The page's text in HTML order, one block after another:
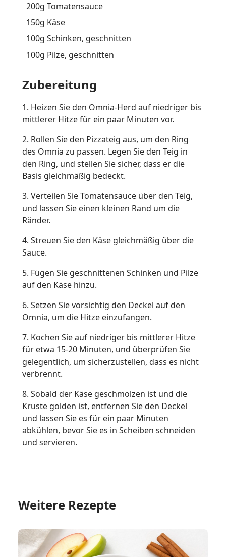
200g Tomatensauce
150g Käse
100g Schinken, geschnitten
100g Pilze, geschnitten
Zubereitung
1. Heizen Sie den Omnia-Herd auf niedriger bis
mittlerer Hitze für ein paar Minuten vor.
2. Rollen Sie den Pizzateig aus, um den Ring
des Omnia zu passen. Legen Sie den Teig in
den Ring, und stellen Sie sicher, dass er die
Basis gleichmäßig bedeckt.
3. Verteilen Sie Tomatensauce über den Teig,
und lassen Sie einen kleinen Rand um die
Ränder.
4. Streuen Sie den Käse gleichmäßig über die
Sauce.
5. Fügen Sie geschnittenen Schinken und Pilze
auf den Käse hinzu.
6. Setzen Sie vorsichtig den Deckel auf den
Omnia, um die Hitze einzufangen.
7. Kochen Sie auf niedriger bis mittlerer Hitze
für etwa 15-20 Minuten, und überprüfen Sie
gelegentlich, um sicherzustellen, dass es nicht
verbrennt.
8. Sobald der Käse geschmolzen ist und die
Kruste golden ist, entfernen Sie den Deckel
und lassen Sie es für ein paar Minuten
abkühlen, bevor Sie es in Scheiben schneiden
und servieren.
Weitere Rezepte